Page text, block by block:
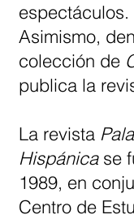
espectáculos.
Asimismo,
colección de
publica la
La revista
Hispánicase
1989, en
Centro de